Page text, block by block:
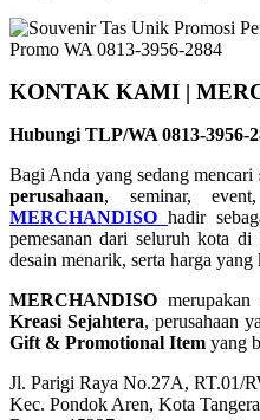
KONTAK KAMI |
Hubungi TLP/WA 0813-3956-
Bagi Anda yang sedang mencari
perusahaan, seminar,
MERCHANDISO hadir
pemesanan dari seluruh kota
desain menarik, serta harga
MERCHANDISO
Kreasi Sejahtera, perusahaan
Gift & Promotional Item yang
Jl. Parigi Raya No.27A, RT.01/
Kec. Pondok Aren, Kota